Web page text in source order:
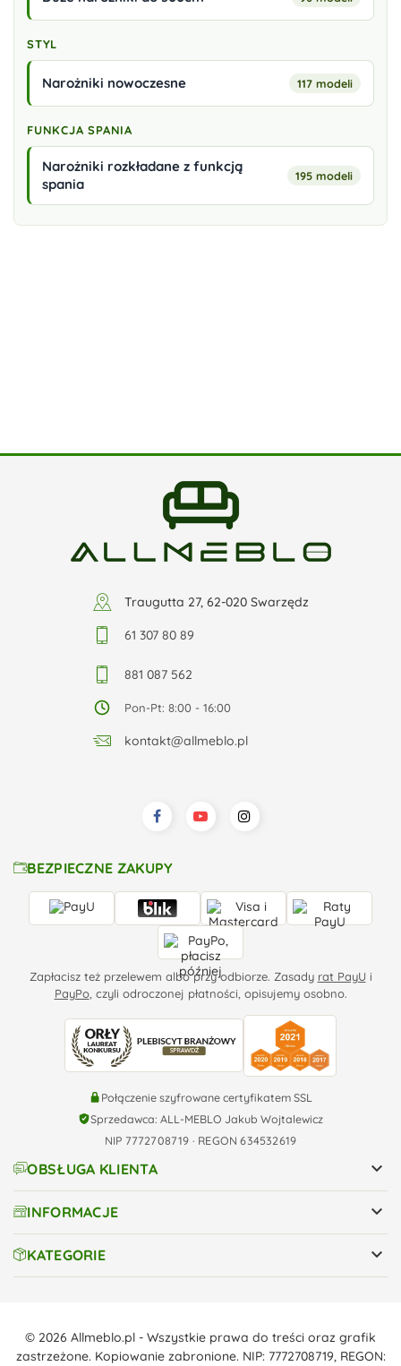
STYL
Narożniki nowoczesne 117 modeli
FUNKCJA SPANIA
Narożniki rozkładane z funkcją
spania
195 modeli
Traugutta 27, 62-020 Swarzędz
61 307 80 89
881 087 562
Pon-Pt: 8:00 - 16:00
kontakt@allmeblo.pl
BEZPIECZNE ZAKUPY
Zapłacisz też przelewem albo przy odbiorze. Zasady rat PayU i
PayPo, czyli odroczonej płatności, opisujemy osobno.
Połączenie szyfrowane certyfikatem SSL
Sprzedawca: ALL-MEBLO Jakub Wojtalewicz
NIP 7772708719 · REGON 634532619
OBSŁUGA KLIENTA 
INFORMACJE 
KATEGORIE 
© 2026 Allmeblo.pl - Wszystkie prawa do treści oraz grafik
zastrzeżone. Kopiowanie zabronione. NIP: 7772708719, REGON: